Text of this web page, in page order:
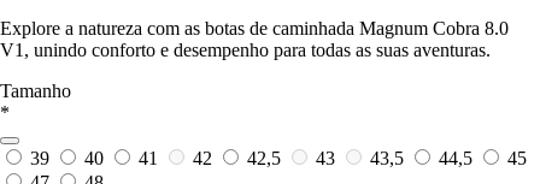
Explore a natureza com as botas de caminhada Magnum Cobra 8.0
V1, unindo conforto e desempenho para todas as suas aventuras.
Tamanho
*
39 40 41 42 42,5 43 43,5 44,5
45